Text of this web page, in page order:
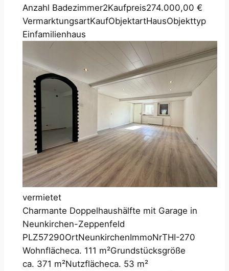
Anzahl Badezimmer2Kaufpreis274.000,00 €
VermarktungsartKaufObjektartHausObjekttyp
Einfamilienhaus
vermietet
Charmante Doppelhaushälfte mit Garage in
Neunkirchen-Zeppenfeld
PLZ57290OrtNeunkirchenImmoNrTHI-270
Wohnflächeca. 111 m²Grundstücksgröße
ca. 371 m²Nutzflächeca. 53 m²